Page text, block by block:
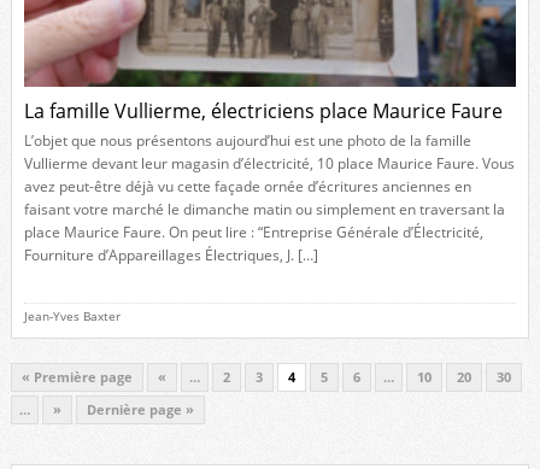
La famille Vullierme, électriciens place Maurice Faure
L’objet que nous présentons aujourd’hui est une photo de la famille
Vullierme devant leur magasin d’électricité, 10 place Maurice Faure. Vous
avez peut-être déjà vu cette façade ornée d’écritures anciennes en
faisant votre marché le dimanche matin ou simplement en traversant la
place Maurice Faure. On peut lire : “Entreprise Générale d’Électricité,
Fourniture d’Appareillages Électriques, J. […]
Jean-Yves Baxter
« Première page « … 2 3 4 5 6 … 10 20
30
…
» Dernière page »